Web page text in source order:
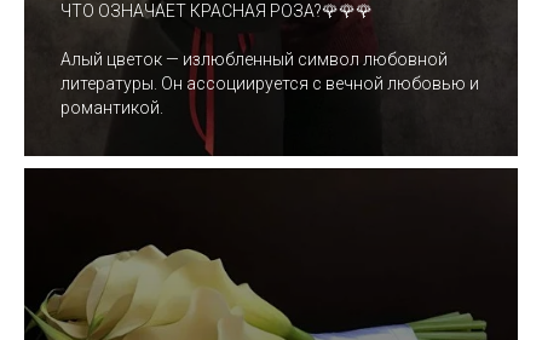
ЧТО ОЗНАЧАЕТ КРАСНАЯ РОЗА?🌹🌹🌹
Алый цветок — излюбленный символ любовной
литературы. Он ассоциируется с вечной любовью и
романтикой.